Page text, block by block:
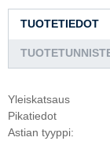
TUOTETIEDOT
Yleiskatsaus
Pikatiedot
Astian tyyppi: